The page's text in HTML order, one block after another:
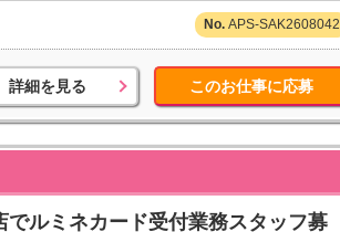
APS-SAK2608042
詳細を見る このお仕事に応募
ルミネカード受付業務スタッフ募